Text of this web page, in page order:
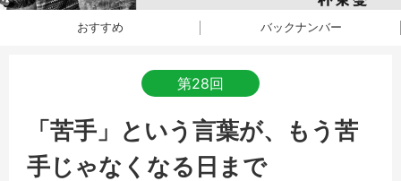
おすすめ バックナンバー
第28回
「苦手」という言葉が、もう苦
手じゃなくなる日まで